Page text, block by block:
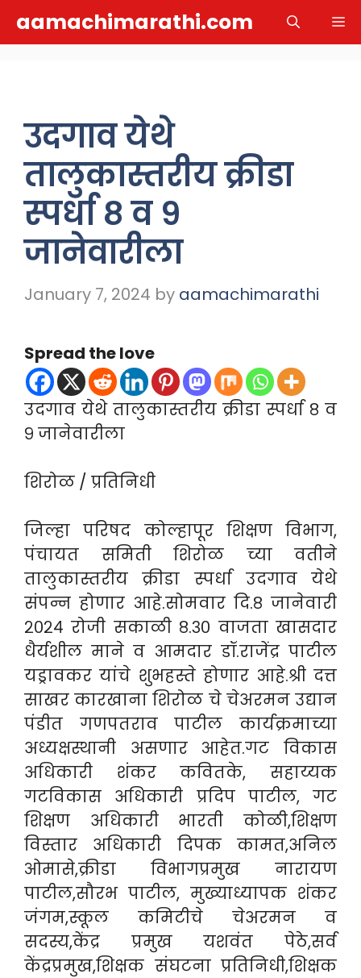
aamachimarathi.com
उदगाव येथे
तालुकास्तरीय क्रीडा
स्पर्धा ८ व ९
जानेवारीला
January 7, 2024 by aamachimarathi
Spread the love
उदगाव येथे तालुकास्तरीय क्रीडा स्पर्धा ८ व
९ जानेवारीला
शिरोळ / प्रतिनिधी
जिल्हा परिषद कोल्हापूर शिक्षण विभाग,
पंचायत समिती शिरोळ च्या वतीने
तालुकास्तरीय क्रीडा स्पर्धा उदगाव येथे
संपन्न होणार आहे.सोमवार दि.८ जानेवारी
२०२४ रोजी सकाळी ८.३० वाजता खासदार
धैर्यशील माने व आमदार डॉ.राजेंद्र पाटील
यड्रावकर यांचे शुभहस्ते होणार आहे.श्री दत्त
साखर कारखाना शिरोळ चे चेअरमन उद्यान
पंडीत गणपतराव पाटील कार्यक्रमाच्या
अध्यक्षस्थानी असणार आहेत.गट विकास
अधिकारी शंकर कवितके, सहाय्यक
गटविकास अधिकारी प्रदिप पाटील, गट
शिक्षण अधिकारी भारती कोळी,शिक्षण
विस्तार अधिकारी दिपक कामत,अनिल
ओमासे,क्रीडा विभागप्रमुख नारायण
पाटील,सौरभ पाटील, मुख्याध्यापक शंकर
जंगम,स्कूल कमिटीचे चेअरमन व
सदस्य,केंद्र प्रमुख यशवंत पेठे,सर्व
केंद्रप्रमुख,शिक्षक संघटना प्रतिनिधी,शिक्षक